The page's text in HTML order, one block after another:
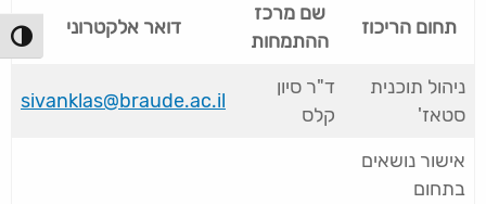
תחום הריכוז
שם מרכז
ההתמחות
דואר אלקטרוני
ניהול תוכנית
סטאז'
ד"ר סיון
קלס
sivanklas@braude.ac.il
אישור נושאים
בתחום